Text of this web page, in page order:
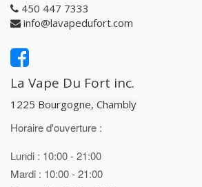
450 447 7333
info@lavapedufort.com
La Vape Du Fort inc.
1225 Bourgogne, Chambly
Horaire d'ouverture :
Lundi : 10:00 - 21:00
Mardi : 10:00 - 21:00